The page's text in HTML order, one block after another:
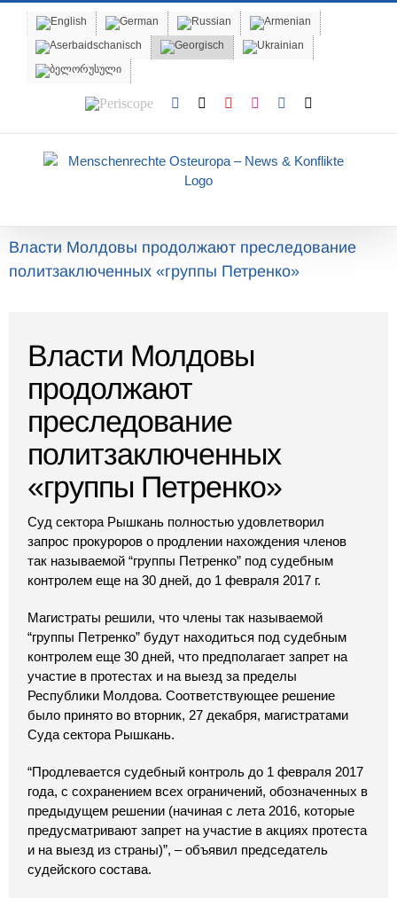
content
Periscope Facebook YouTubeInstagram
Власти Молдовы продолжают преследование
политзаключенных «группы Петренко»
Власти Молдовы
продолжают
преследование
политзаключенных
«группы Петренко»
Суд сектора Рышкань полностью удовлетворил
запрос прокуроров о продлении нахождения членов
так называемой “группы Петренко” под судебным
контролем еще на 30 дней, до 1 февраля 2017 г.
Магистраты решили, что члены так называемой
“группы Петренко” будут находиться под судебным
контролем еще 30 дней, что предполагает запрет на
участие в протестах и на выезд за пределы
Республики Молдова. Соответствующее решение
было принято во вторник, 27 декабря, магистратами
Суда сектора Рышкань.
“Продлевается судебный контроль до 1 февраля 2017
года, с сохранением всех ограничений, обозначенных в
предыдущем решении (начиная с лета 2016, которые
предусматривают запрет на участие в акциях протеста
и на выезд из страны)”, – объявил председатель
судейского состава.